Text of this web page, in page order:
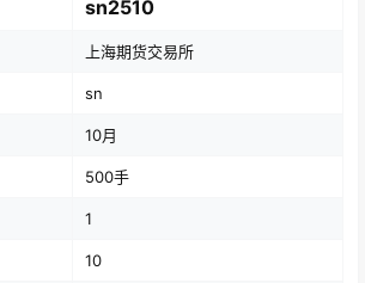
sn2510
上海期货交易所
sn
10月
500手
1
10